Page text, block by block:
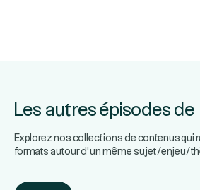
Les autres épisodes de
Explorez nos collections de contenus qui
formats autour d’un même sujet/enjeu/